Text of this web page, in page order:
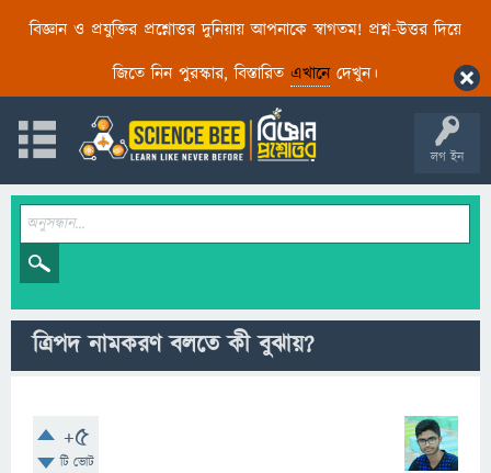
বিজ্ঞান ও প্রযুক্তির প্রশ্নোত্তর দুনিয়ায় আপনাকে স্বাগতম! প্রশ্ন-উত্তর দিয়ে
জিতে নিন পুরস্কার, বিস্তারিত এখানেদেখুন।
লগ ইন
ত্রিপদ নামকরণ বলতে কী বুঝায়?
+5
টি ভোট